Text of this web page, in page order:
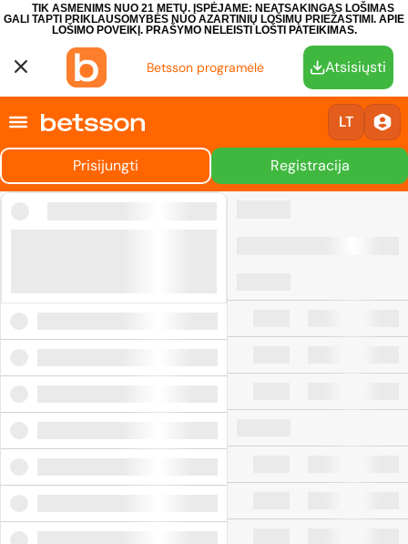
TIK ASMENIMS NUO 21 METŲ. ĮSPĖJAME: NEATSAKINGAS LOŠIMAS
GALI TAPTI PRIKLAUSOMYBĖS NUO AZARTINIŲ LOŠIMŲ PRIEŽASTIMI. APIE
LOŠIMO POVEIKĮ. PRAŠYMO NELEISTI LOŠTI PATEIKIMAS.
Betsson programėlė Atsisiųsti
LT
Prisijungti Registracija